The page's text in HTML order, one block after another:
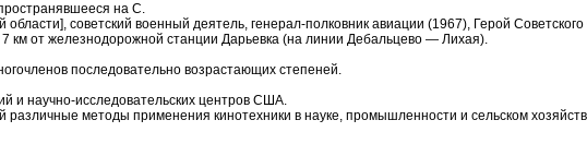
на С.
советский военный деятель, генерал-полковник авиации (1967), Герой
км от железнодорожной станции Дарьевка (на линии Дебальцево — Лихая).
последовательно возрастающих степеней.
и научно-исследовательских центров США.
различные методы применения кинотехники в науке, промышленности и сельском